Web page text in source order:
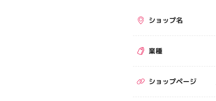
ショップ名
業種
ショップページ